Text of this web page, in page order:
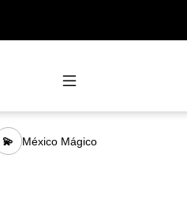
💫 México Mágico